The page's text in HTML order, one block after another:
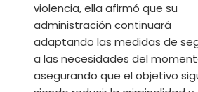
violencia, ella afirmó que su
administración continuará
adaptando las medidas de
a las necesidades del
asegurando que el objetivo